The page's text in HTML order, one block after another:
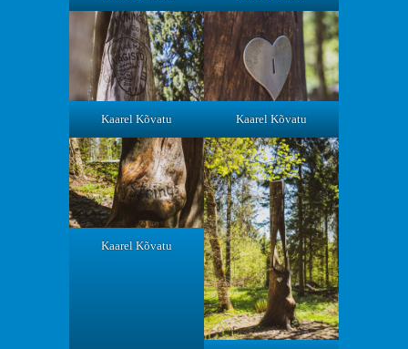
Kaarel Kõvatu Kaarel Kõvatu
Kaarel Kõvatu